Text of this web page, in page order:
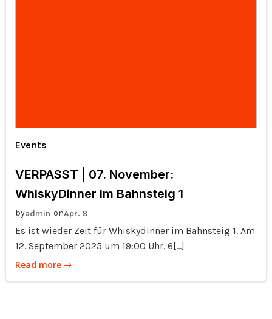
Events
VERPASST | 07. November:
WhiskyDinner im Bahnsteig 1
byadmin onApr. 8
Es ist wieder Zeit für Whiskydinner im Bahnsteig 1. Am
12. September 2025 um 19:00 Uhr. 6[…]
Read more